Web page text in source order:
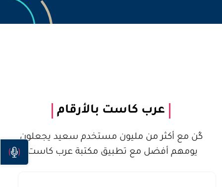
عرب كاست بالأرقام
كُن مع أكثر من مليون مستخدم سعيد يجعلون
يومهم أفضل مع تطبيق مكتبة عرب كاست.